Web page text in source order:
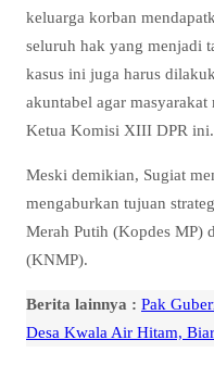
keluarga korban
seluruh hak yang menjadi
kasus ini juga harus
akuntabel agar
Ketua Komisi XIII DPR ini.
Meski demikian, Sugiat
mengaburkan tujuan
Merah Putih (Kopdes MP)
(KNMP).
Berita lainnya : Pak
Desa Kwala Air Hitam,